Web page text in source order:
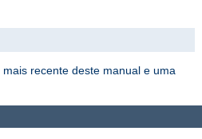
recente deste manual e uma